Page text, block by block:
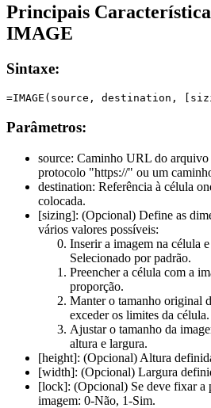
Principais
IMAGE
Sintaxe:
Parâmetros:
source: Caminho URL do
protocolo "https://" ou um
destination: Referência à célula
colocada.
[sizing]: (Opcional) Define as
vários valores possíveis:
Inserir a imagem na célula
Selecionado por padrão.
Preencher a célula com a
proporção.
Manter o tamanho original
exceder os limites da célula.
Ajustar o tamanho da
altura e largura.
[height]: (Opcional) Altura
[width]: (Opcional) Largura
[lock]: (Opcional) Se deve fixar a
imagem: 0-Não, 1-Sim.